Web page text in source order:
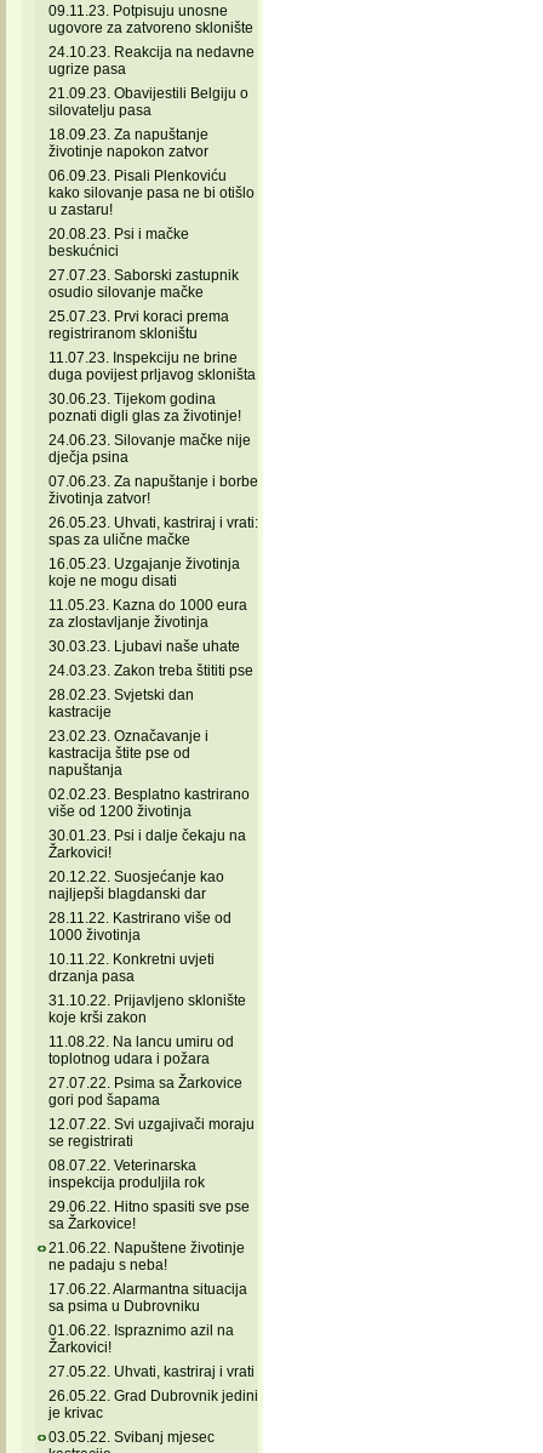
09.11.23. Potpisuju unosne
ugovore za zatvoreno sklonište
24.10.23. Reakcija na nedavne
ugrize pasa
21.09.23. Obavijestili Belgiju o
silovatelju pasa
18.09.23. Za napuštanje
životinje napokon zatvor
06.09.23. Pisali Plenkoviću
kako silovanje pasa ne bi otišlo
u zastaru!
20.08.23. Psi i mačke
beskućnici
27.07.23. Saborski zastupnik
osudio silovanje mačke
25.07.23. Prvi koraci prema
registriranom skloništu
11.07.23. Inspekciju ne brine
duga povijest prljavog skloništa
30.06.23. Tijekom godina
poznati digli glas za životinje!
24.06.23. Silovanje mačke nije
dječja psina
07.06.23. Za napuštanje i borbe
životinja zatvor!
26.05.23. Uhvati, kastriraj i vrati:
spas za ulične mačke
16.05.23. Uzgajanje životinja
koje ne mogu disati
11.05.23. Kazna do 1000 eura
za zlostavljanje životinja
30.03.23. Ljubavi naše uhate
24.03.23. Zakon treba štititi pse
28.02.23. Svjetski dan
kastracije
23.02.23. Označavanje i
kastracija štite pse od
napuštanja
02.02.23. Besplatno kastrirano
više od 1200 životinja
30.01.23. Psi i dalje čekaju na
Žarkovici!
20.12.22. Suosjećanje kao
najljepši blagdanski dar
28.11.22. Kastrirano više od
1000 životinja
10.11.22. Konkretni uvjeti
drzanja pasa
31.10.22. Prijavljeno sklonište
koje krši zakon
11.08.22. Na lancu umiru od
toplotnog udara i požara
27.07.22. Psima sa Žarkovice
gori pod šapama
12.07.22. Svi uzgajivači moraju
se registrirati
08.07.22. Veterinarska
inspekcija produljila rok
29.06.22. Hitno spasiti sve pse
sa Žarkovice!
21.06.22. Napuštene životinje
ne padaju s neba!
17.06.22. Alarmantna situacija
sa psima u Dubrovniku
01.06.22. Ispraznimo azil na
Žarkovici!
27.05.22. Uhvati, kastriraj i vrati
26.05.22. Grad Dubrovnik jedini
je krivac
03.05.22. Svibanj mjesec